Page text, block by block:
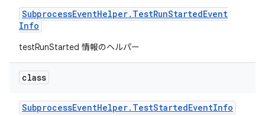
SubprocessEventHelper. TestRunStartedEvent
Info
testRunStarted 情報のヘルパー
class
SubprocessEventHelper. TestStartedEventInfo